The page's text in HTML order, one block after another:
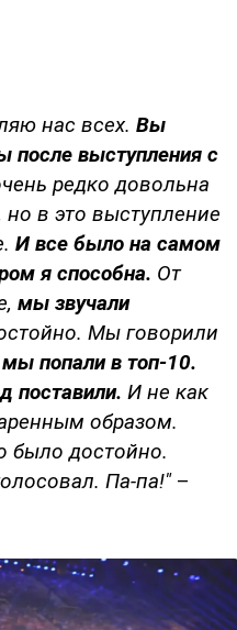
нас всех. Вы
после выступления с
редко довольна
в это выступление
И все было на самом
я способна. От
мы звучали
Мы говорили
попали в топ-10.
поставили. И не как
образом.
было достойно.
Па-па!"–